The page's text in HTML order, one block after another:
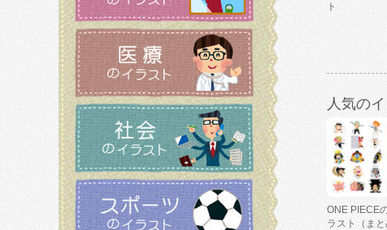
ト
人気の
ONE PIECE
ラスト（まと